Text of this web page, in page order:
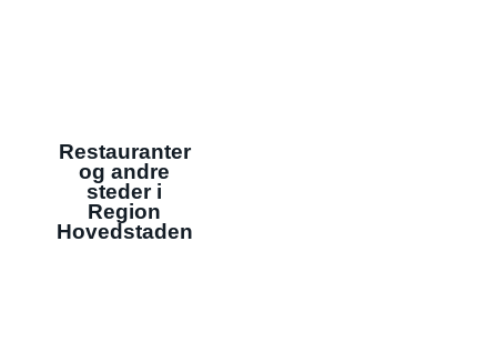
Restauranter
og andre
steder i
Region
Hovedstaden